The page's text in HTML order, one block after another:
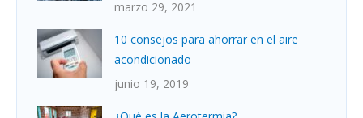
marzo 29, 2021
10 consejos para ahorrar en el aire
acondicionado
junio 19, 2019